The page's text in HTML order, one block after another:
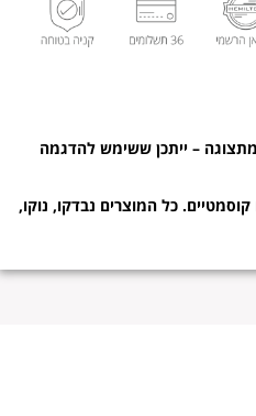
– ייתכן ששימש להדגמה
כל המוצרים נבדקו, נוקו,